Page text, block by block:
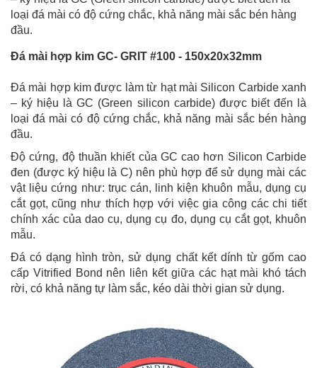
loại đá mài có độ cứng chắc, khả năng mài sắc bén hàng
đầu.
Đá mài hợp kim GC- GRIT #100 - 150x20x32mm
Đá mài hợp kim được làm từ hạt mài Silicon Carbide xanh
– ký hiệu là GC (Green silicon carbide) được biết đến là
loại đá mài có độ cứng chắc, khả năng mài sắc bén hàng
đầu.
Độ cứng, độ thuần khiết của GC cao hơn Silicon Carbide
đen (được ký hiệu là C) nên phù hợp để sử dụng mài các
vật liệu cứng như: trục cán, linh kiện khuôn mẫu, dụng cụ
cắt gọt, cũng như thích hợp với việc gia công các chi tiết
chính xác của dao cụ, dụng cụ đo, dụng cụ cắt gọt, khuôn
mẫu.
Đá có dạng hình tròn, sử dụng chất kết dính từ gốm cao
cấp Vitrified Bond nên liên kết giữa các hạt mài khó tách
rời, có khả năng tự làm sắc, kéo dài thời gian sử dụng.